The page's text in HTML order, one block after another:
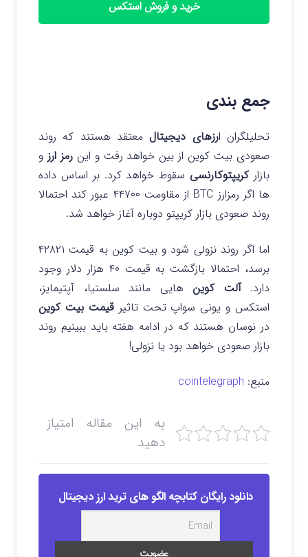
خرید و فروش استکس
جمع بندی
تحلیلگران ارزهای دیجیتالمعتقد هستند که روند
صعودی بیت کوین از بین خواهد رفت و اینرمز ارز و
بازارکریپتوکارنسیسقوط خواهد کرد. بر اساس داده
ها اگر رمزارز BTC از مقاومت ۴۴۷۰۰ عبور کند احتمالا
روند صعودی بازار کریپتو دوباره آغاز خواهد شد.
اما اگر روند نزولی شود و بیت کوین به قیمت ۴۲۸۲۱
برسد، احتمالا بازگشت به قیمت ۴۰ هزار دلار وجود
دارد.آلت کوین هایی مانند سلستیا، آپتیمایز،
استکس و یونی سواپ تحت تاثیر قیمت بیت کوین
در نوسان هستند که در ادامه هفته باید ببینیم روند
بازار صعودی خواهد بود یا نزولی!
منبع: cointelegraph
به این مقاله امتیاز
دهید
دانلود رایگان کتابچه الگو های ترید ارز دیجیتال